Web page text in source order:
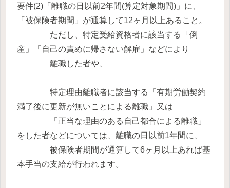
要件(2)「離職の日以前2年間(算定対象期間)」に、
「被保険者期間」が通算して12ヶ月以上あること。
ただし、特定受給資格者に該当する「倒
産」「自己の責めに帰さない解雇」などにより
離職した者や、
特定理由離職者に該当する「有期労働契約
満了後に更新が無いことによる離職」又は
「正当な理由のある自己都合による離職」
をした者などについては、離職の日以前1年間に、
被保険者期間が通算して6ヶ月以上あれば基
本手当の支給が行われます。